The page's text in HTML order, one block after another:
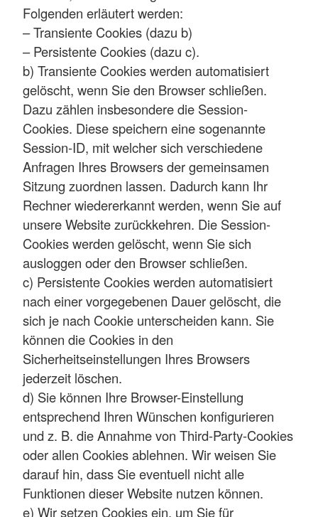
Folgenden erläutert werden:
– Transiente Cookies (dazu b)
– Persistente Cookies (dazu c).
b) Transiente Cookies werden automatisiert
gelöscht, wenn Sie den Browser schließen.
Dazu zählen insbesondere die Session-
Cookies. Diese speichern eine sogenannte
Session-ID, mit welcher sich verschiedene
Anfragen Ihres Browsers der gemeinsamen
Sitzung zuordnen lassen. Dadurch kann Ihr
Rechner wiedererkannt werden, wenn Sie auf
unsere Website zurückkehren. Die Session-
Cookies werden gelöscht, wenn Sie sich
ausloggen oder den Browser schließen.
c) Persistente Cookies werden automatisiert
nach einer vorgegebenen Dauer gelöscht, die
sich je nach Cookie unterscheiden kann. Sie
können die Cookies in den
Sicherheitseinstellungen Ihres Browsers
jederzeit löschen.
d) Sie können Ihre Browser-Einstellung
entsprechend Ihren Wünschen konfigurieren
und z. B. die Annahme von Third-Party-Cookies
oder allen Cookies ablehnen. Wir weisen Sie
darauf hin, dass Sie eventuell nicht alle
Funktionen dieser Website nutzen können.
e) Wir setzen Cookies ein, um Sie für